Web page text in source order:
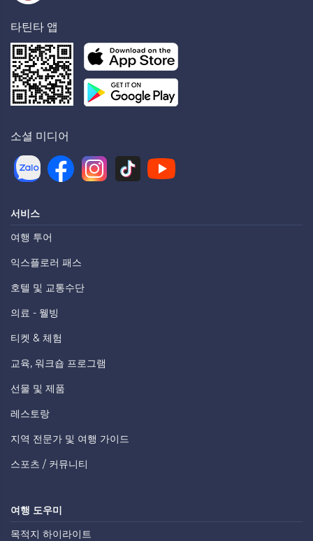
타틴타 앱
소셜 미디어
서비스
여행 투어
익스플로러 패스
호텔 및 교통수단
의료 - 웰빙
티켓 & 체험
교육, 워크숍 프로그램
선물 및 제품
레스토랑
지역 전문가 및 여행 가이드
스포츠 / 커뮤니티
여행 도우미
목적지 하이라이트